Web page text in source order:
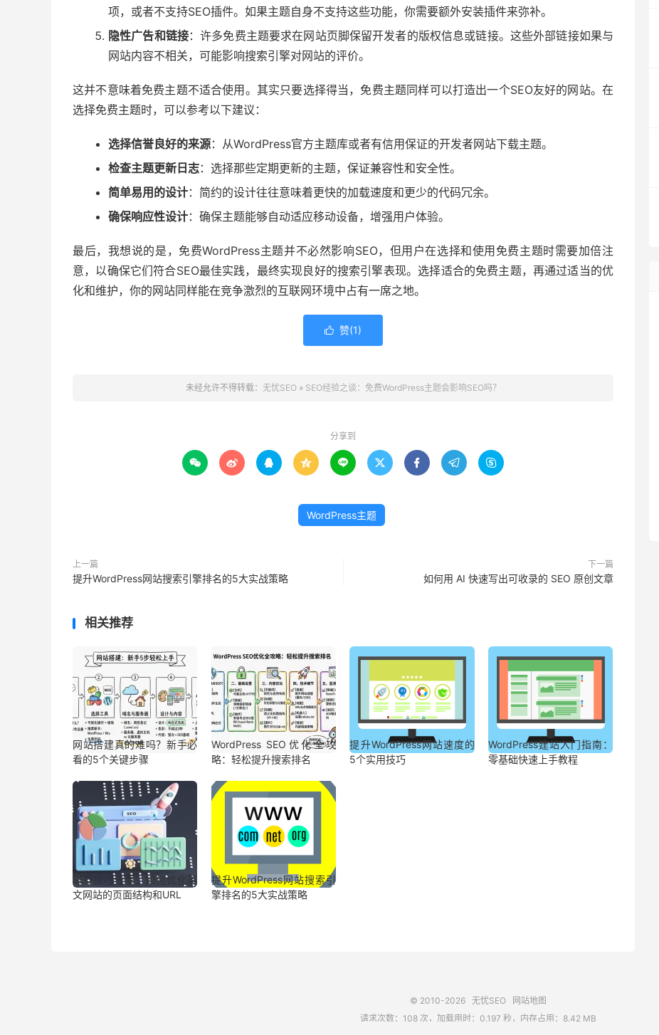
项，或者不支持SEO插件。如果主题自身不支持这些功能，你需要额外安装插件来弥补。
隐性广告和链接：许多免费主题要求在网站页脚保留开发者的版权信息或链接。这些外部链接如果与
网站内容不相关，可能影响搜索引擎对网站的评价。
这并不意味着免费主题不适合使用。其实只要选择得当，免费主题同样可以打造出一个SEO友好的网站。在
选择免费主题时，可以参考以下建议：
选择信誉良好的来源：从WordPress官方主题库或者有信用保证的开发者网站下载主题。
检查主题更新日志：选择那些定期更新的主题，保证兼容性和安全性。
简单易用的设计：简约的设计往往意味着更快的加载速度和更少的代码冗余。
确保响应性设计：确保主题能够自动适应移动设备，增强用户体验。
最后，我想说的是，免费WordPress主题并不必然影响SEO，但用户在选择和使用免费主题时需要加倍注
意，以确保它们符合SEO最佳实践，最终实现良好的搜索引擎表现。选择适合的免费主题，再通过适当的优
化和维护，你的网站同样能在竞争激烈的互联网环境中占有一席之地。
 赞(1)
未经允许不得转载： 无忧SEO» SEO经验之谈：免费WordPress主题会影响SEO吗？
分享到
        
WordPress主题
上一篇
提升WordPress网站搜索引擎排名的5大实战策略
下一篇
如何用 AI 快速写出可收录的 SEO 原创文章
相关推荐
网站搭建真的难吗？新手必
看的5个关键步骤
WordPress SEO优化全攻
略：轻松提升搜索排名
提升WordPress网站速度的
5个实用技巧
WordPress建站入门指南：
零基础快速上手教程
SEO技巧分享：如何优化英
文网站的页面结构和URL
提升WordPress网站搜索引
擎排名的5大实战策略
© 2010-2026 无忧SEO
网站地图
请求次数：108 次，加载用时：0.197 秒，内存占用：8.42 MB